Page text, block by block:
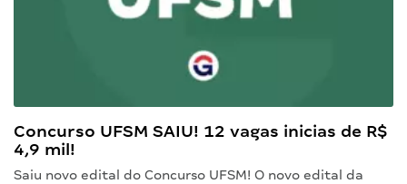
Concurso UFSM SAIU! 12 vagas inicias de R$
4,9 mil!
Saiu novo edital do Concurso UFSM! O novo edital da